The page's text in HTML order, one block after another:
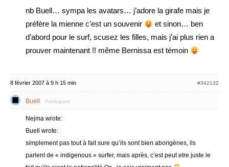
nb Buell… sympa les avatars… j’adore la girafe mais je
préfère la mienne c’est un souvenir
et sinon… ben
d’abord pour le surf, scusez les filles, mais j’ai plus rien a
prouver maintenant !! même Bernissa est témoin
8 février 2007 à 9 h 15 min #342132
Buell Participant
Nejma wrote:
Buell wrote:
simplement pas tout à fait sure qu’ils sont bien aborigènes, ils
parlent de « indigenous » surfer, mais après, c’est peut etre juste le